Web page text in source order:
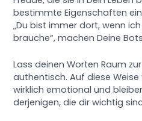
bestimmte Eigenschaften
„Du bist immer dort, wenn
brauche“, machen Deine
Lass deinen Worten Raum
authentisch. Auf diese
wirklich emotional und
derjenigen, die dir wichtig